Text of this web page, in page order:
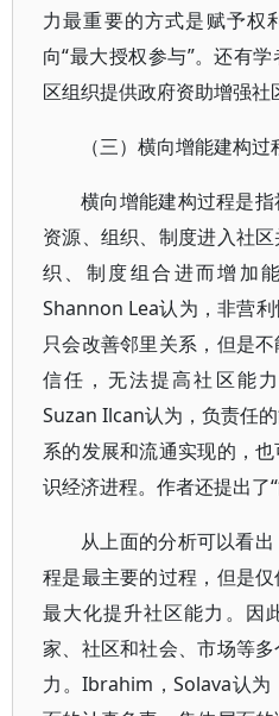
力最重要的方式是赋予权
向“最大授权参与”。还有
区组织提供政府资助增强社
（三）横向增能建构过
横向增能建构过程是
资源、组织、制度进入社
织、制度组合进而增加
Shannon Lea认为，非营
只会改善邻里关系，但是
信任，无法提高社区能
Suzan Ilcan认为，负责任
系的发展和流通实现的，
识经济进程。作者还提出了“
从上面的分析可以看
程是最主要的过程，但是
最大化提升社区能力。因
家、社区和社会、市场等
力。Ibrahim，Solava认为